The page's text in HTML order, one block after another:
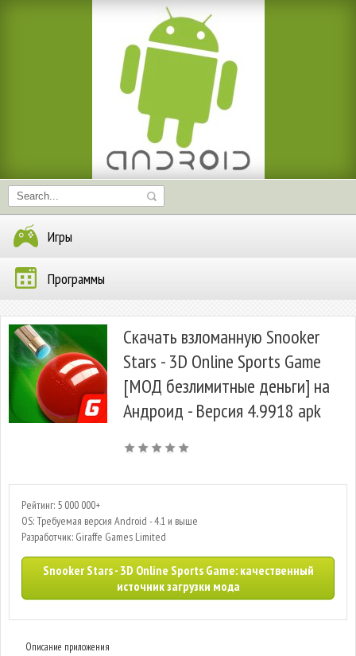
Игры
Программы
Скачать взломанную Snooker
Stars - 3D Online Sports Game
[МОД безлимитные деньги] на
Андроид - Версия 4.9918 apk
Рейтинг: 5 000 000+
OS: Требуемая версия Android - 4.1 и выше
Разработчик: Giraffe Games Limited
Snooker Stars - 3D Online Sports Game: качественный
источник загрузки мода
Описание приложения